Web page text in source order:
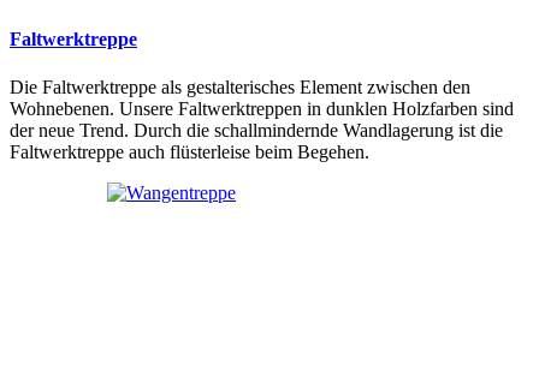
Faltwerktreppe
Die Faltwerktreppe als gestalterisches Element zwischen den
Wohnebenen. Unsere Faltwerktreppen in dunklen Holzfarben sind
der neue Trend. Durch die schallmindernde Wandlagerung ist die
Faltwerktreppe auch flüsterleise beim Begehen.